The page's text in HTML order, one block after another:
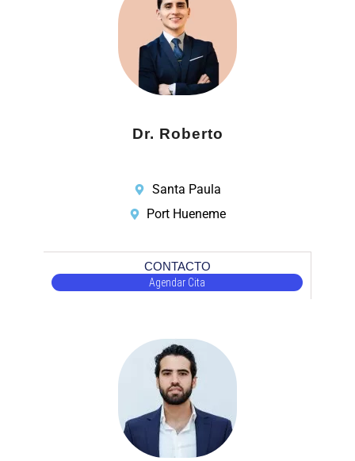
Dr. Roberto
Santa Paula
Port Hueneme
CONTACTO
Agendar Cita